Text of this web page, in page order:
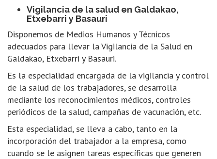
Vigilancia de la salud en Galdakao,
Etxebarri y Basauri
Disponemos de Medios Humanos y Técnicos
adecuados para llevar la Vigilancia de la Salud en
Galdakao, Etxebarri y Basauri.
Es la especialidad encargada de la vigilancia y control
de la salud de los trabajadores, se desarrolla
mediante los reconocimientos médicos, controles
periódicos de la salud, campañas de vacunación, etc.
Esta especialidad, se lleva a cabo, tanto en la
incorporación del trabajador a la empresa, como
cuando se le asignen tareas específicas que generen